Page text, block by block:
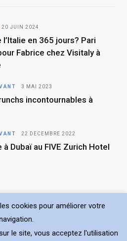
b
o
a
g
m
20 JUIN 2024
l’Italie en 365 jours? Pari
Fabrice chez Visitaly à
3 MAI 2023
incontournables à
22 DÉCEMBRE 2022
à Dubaï au FIVE Zurich Hotel
ton resto. Tout droit réservé.
cookies pour améliorer votre
le site, vous acceptez l'utilisation